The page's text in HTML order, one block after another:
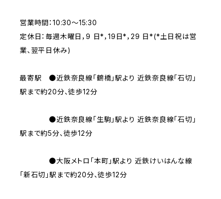
営業時間：10:30〜15:30
定休日：毎週木曜日，9 日*，19日*，29 日*(*土日祝は営
業、翌平日休み)
最寄駅 ●近鉄奈良線「鶴橋」駅より 近鉄奈良線「石切」
駅まで約20分、徒歩12分
●近鉄奈良線「生駒」駅より 近鉄奈良線「石切」
駅まで約5分、徒歩12分
●大阪メトロ「本町」駅より 近鉄けいはんな線
「新石切」駅まで約20分、徒歩12分